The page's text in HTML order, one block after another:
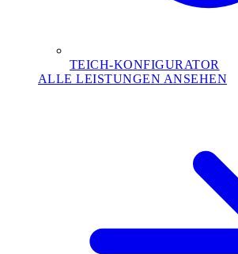
TEICH-KONFIGURATOR
ALLE LEISTUNGEN ANSEHEN